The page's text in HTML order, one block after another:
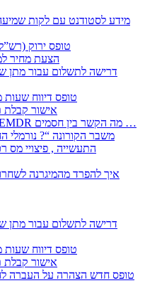
טופס ירוק (רש”ל 18) בקשה להוצאת רישיון
2352 – הצעת
2356 – טופס דיווח
2357 – אישור
– לבעלי עסקים ובעולם העבודה EMDR מה הקשר בין חסמים …
– משבר הקורונה “? נורמלי החדש ”
2356 – טופס דיווח
2357 – אישור